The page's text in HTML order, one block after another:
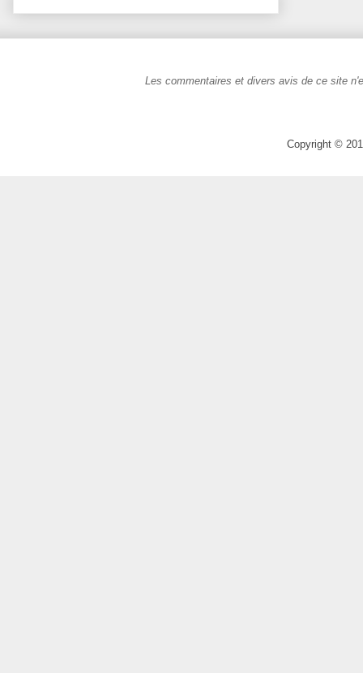
Les commentaires et divers avis de ce site
Copyright ©